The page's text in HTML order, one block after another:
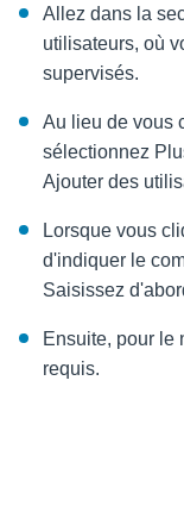
Allez dans la
utilisateurs, où
supervisés.
Au lieu de vous
sélectionnez
Ajouter des
Lorsque vous
d'indiquer le
Saisissez
Ensuite, pour le
requis.